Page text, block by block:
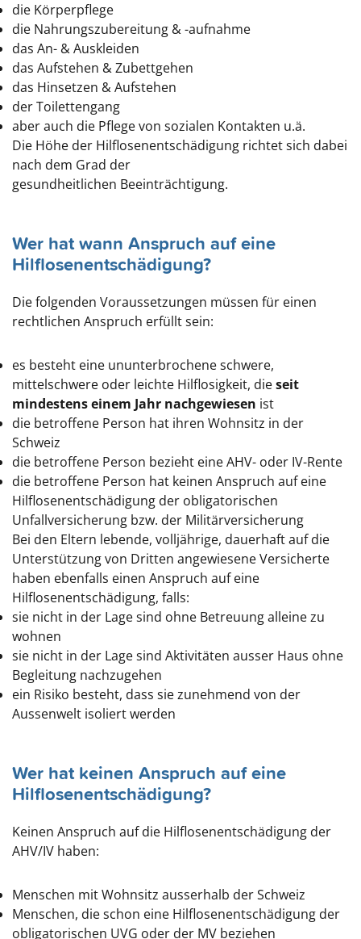
die Körperpflege
die Nahrungszubereitung & -aufnahme
das An- & Auskleiden
das Aufstehen & Zubettgehen
das Hinsetzen & Aufstehen
der Toilettengang
aber auch die Pflege von sozialen Kontakten u.ä.
Die Höhe der Hilflosenentschädigung richtet sich dabei
nach dem Grad der
gesundheitlichen Beeinträchtigung.
Wer hat wann Anspruch auf eine
Hilflosenentschädigung?
Die folgenden Voraussetzungen müssen für einen
rechtlichen Anspruch erfüllt sein:
es besteht eine ununterbrochene schwere,
mittelschwere oder leichte Hilflosigkeit, dieseit
mindestens einem Jahr nachgewiesen ist
die betroffene Person hat ihren Wohnsitz in der
Schweiz
die betroffene Person bezieht eine AHV- oder IV-Rente
die betroffene Person hat keinen Anspruch auf eine
Hilflosenentschädigung der obligatorischen
Unfallversicherung bzw. der Militärversicherung
Bei den Eltern lebende, volljährige, dauerhaft auf die
Unterstützung von Dritten angewiesene Versicherte
haben ebenfalls einen Anspruch auf eine
Hilflosenentschädigung, falls:
sie nicht in der Lage sind ohne Betreuung alleine zu
wohnen
sie nicht in der Lage sind Aktivitäten ausser Haus ohne
Begleitung nachzugehen
ein Risiko besteht, dass sie zunehmend von der
Aussenwelt isoliert werden
Wer hat keinen Anspruch auf eine
Hilflosenentschädigung?
Keinen Anspruch auf die Hilflosenentschädigung der
AHV/IV haben:
Menschen mit Wohnsitz ausserhalb der Schweiz
Menschen, die schon eine Hilflosenentschädigung der
obligatorischen UVG oder der MV beziehen